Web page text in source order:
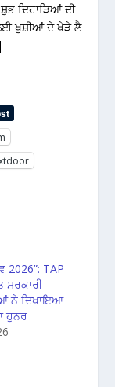
ਦਿਹਾੜਿਆਂ ਦੀ
ਖੁਸ਼ੀਆਂ ਦੇ ਖੇੜੇ ਲੈ
2026”: TAP
ਸਰਕਾਰੀ
ਨੇ ਦਿਖਾਇਆ
ਹੁਨਰ